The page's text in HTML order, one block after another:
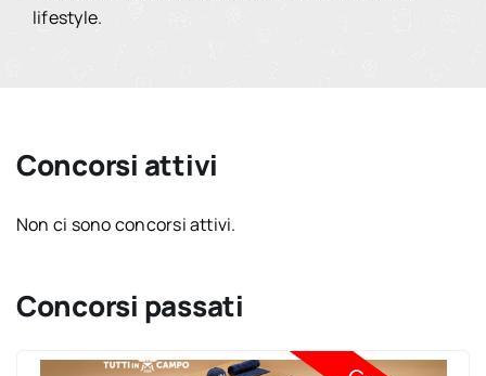
lifestyle.
Concorsi attivi
Non ci sono concorsi attivi.
Concorsi passati